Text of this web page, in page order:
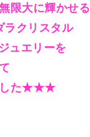
限大に輝かせる
ラクリスタル
ュエリーを
した★★★